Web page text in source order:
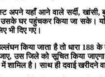
अपने यहाँ आने वाले सर्दी, खांसी,
उसके घर पहुंचकर किया जा सके।
भी दिए गए।
किया जाता है तो धारा 188 के
उस जिले को सूचित किया
शामिल है। साथ ही दवाई खरीदने